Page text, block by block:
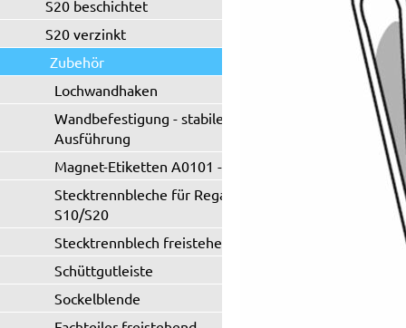
S20 beschichtet
S20 verzinkt
Zubehör
Lochwandhaken
Wandbefestigung - stabile
Ausführung
Magnet-Etiketten A0101 - A0102
Stecktrennbleche für Regaltyp
S10/S20
Stecktrennblech freistehend
Schüttgutleiste
Sockelblende